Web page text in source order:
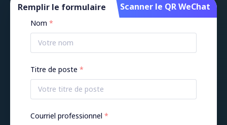
Remplir le formulaire
Remplir le formulaire Scanner le QR WeChat
Nom
Titre de poste
Courriel professionnel